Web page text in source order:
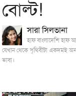
বোল্ট!
সারা সিলভানা
হাফ বাংলাদেশি হাফ
যেখান থেকে পৃথিবীটা একদমই
ভাবা।